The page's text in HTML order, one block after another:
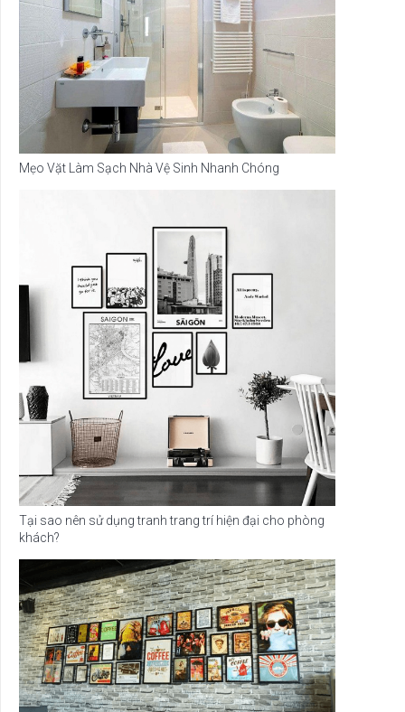
Mẹo Vặt Làm Sạch Nhà Vệ Sinh Nhanh Chóng
Tại sao nên sử dụng tranh trang trí hiện đại cho phòng
khách?